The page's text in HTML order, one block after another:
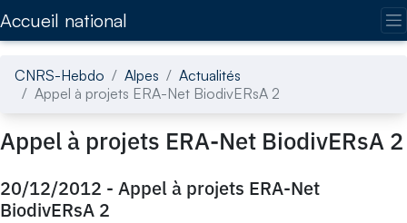
Accueil national
CNRS-Hebdo Alpes
Actualités
Appel à projets ERA-Net BiodivERsA 2
Appel à projets ERA-Net BiodivERsA 2
20/12/2012 - Appel à projets ERA-Net
BiodivERsA 2